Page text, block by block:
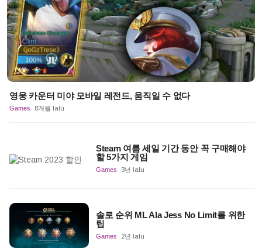
영웅 카운터 미야 모바일 레전드, 움직일 수 없다
Games 8개월 lalu
Steam 여름 세일 기간 동안 꼭 구매해야
할 5가지 게임
Games 3년 lalu
솔로 순위 ML Ala Jess No Limit를 위한
팁
Games 2년 lalu